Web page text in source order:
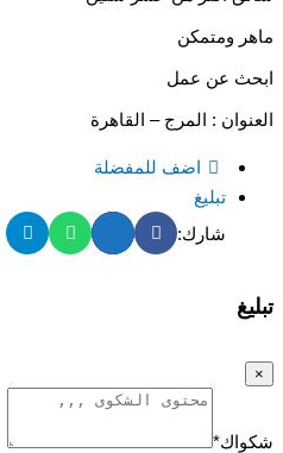
ماهر ومتمكن
ابحث عن عمل
العنوان : المرج – القاهرة
اضف للمفضلة
تبليغ
شارك:
تبليغ
×
شكواك*